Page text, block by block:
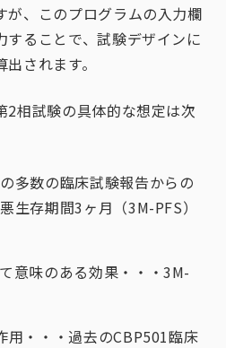
が、このプログラムの入力欄
することで、試験デザインに
されます。
2相試験の具体的な想定は次
多数の臨床試験報告からの
生存期間3ヶ月（3M-PFS）
意味のある効果・・・3M-
用・・・過去のCBP501臨床